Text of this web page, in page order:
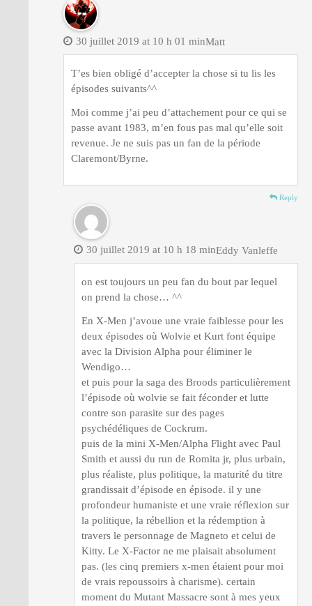
Matt
30 juillet 2019 at 10 h 01 min
T’es bien obligé d’accepter la chose si tu lis les
épisodes suivants^^
Moi comme j’ai peu d’attachement pour ce qui se
passe avant 1983, m’en fous pas mal qu’elle soit
revenue. Je ne suis pas un fan de la période
Claremont/Byrne.
Reply
Eddy Vanleffe
30 juillet 2019 at 10 h 18 min
on est toujours un peu fan du bout par lequel
on prend la chose… ^^
En X-Men j’avoue une vraie faiblesse pour les
deux épisodes où Wolvie et Kurt font équipe
avec la Division Alpha pour éliminer le
Wendigo…
et puis pour la saga des Broods particulièrement
l’épisode où wolvie se fait féconder et lutte
contre son parasite sur des pages
psychédéliques de Cockrum.
puis de la mini X-Men/Alpha Flight avec Paul
Smith et aussi du run de Romita jr, plus urbain,
plus réaliste, plus politique, la maturité du titre
grandissait d’épisode en épisode. il y une
profondeur humaniste et une vraie réflexion sur
la politique, la rébellion et la rédemption à
travers le personnage de Magneto et celui de
Kitty. Le X-Factor ne me plaisait absolument
pas. (les cinq premiers x-men étaient pour moi
de vrais repoussoirs à charisme). certain
moment du Mutant Massacre sont à mes yeux